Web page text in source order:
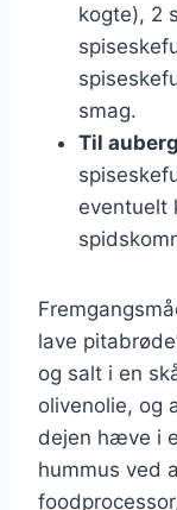
kogte), 2
smag.
Til
eventuelt
lave
og salt i en
olivenolie, og
dejen hæve i
hummus ved